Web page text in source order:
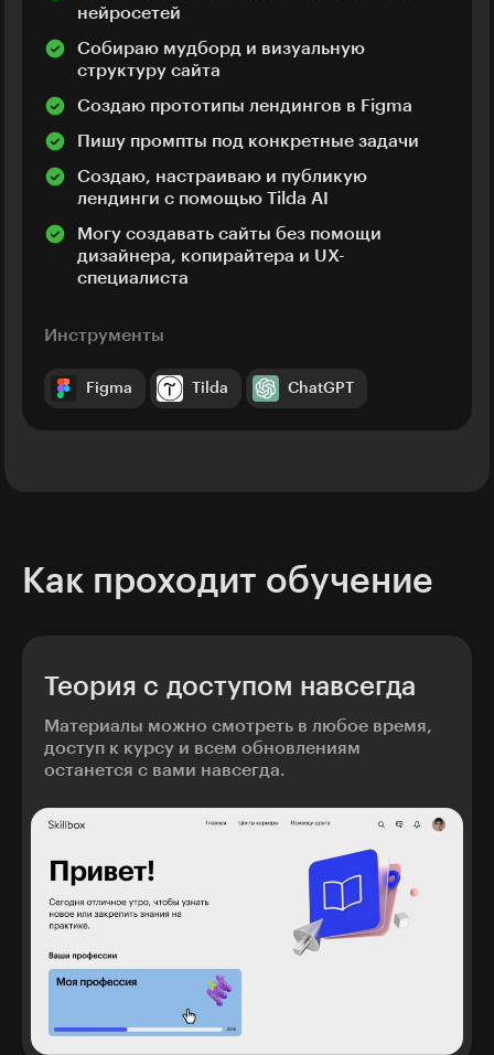
нейросетей
Собираю мудборд и визуальную
структуру сайта
Создаю прототипы лендингов в Figma
Пишу промпты под конкретные задачи
Создаю, настраиваю и публикую
лендинги с помощью Tilda AI
Могу создавать сайты без помощи
дизайнера, копирайтера и UX-
специалиста
Инструменты
Figma Tilda ChatGPT
Как проходит обучение
Теория с доступом навсегда
Материалы можно смотреть в любое время,
доступ к курсу и всем обновлениям
останется с вами навсегда.